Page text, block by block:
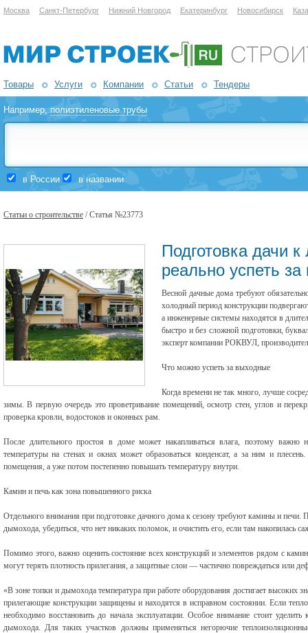
Москва Санкт-Петербург Нижний Новгород Екатеринбург Новосибирск
Товары Услуги Компании Статьи Тендеры
Например,полиэтиленовые трубы
в России в названии
Статьи о строительстве / Статья №23773
Подготовка дачи
реально успеть
Весной дачные дома требуют
холодный период конструкции
а инженерные системы находятся в
быстро и без сложной подготовки,
эксперт компании РОКВУЛ,
Что можно успеть за выходные
Когда времени не так много, лучше
зимы. В первую очередь это проветривание помещений, осмотр стен, углов и
проверка кровли, водостоков и оконных рам.
После длительного простоя в доме может накапливаться влага, поэтому
температуры на стенах и окнах может образоваться конденсат, а за ним и
помещения, а уже потом постепенно повышать температуру внутри.
Камин и печь как зона повышенного риска
Отдельного внимания при подготовке дачного дома к сезону требуют камины и
дымохода, убедиться, что нет никаких поломок, и очистить его, если там накопилась
Помимо этого, важно оценить состояние всех конструкций и элементов рядом с
могут терять плотность прилегания, а защитные слои — частично повреждаться или
«В зоне топки и дымохода температура при работе оборудования достигает высоких
прилегающие конструкции защищены и находятся в исправном состоянии. Если
необходимо восстановить до начала эксплуатации. Особое внимание стоит
дымохода. Для таких участков должны применяться негорючие